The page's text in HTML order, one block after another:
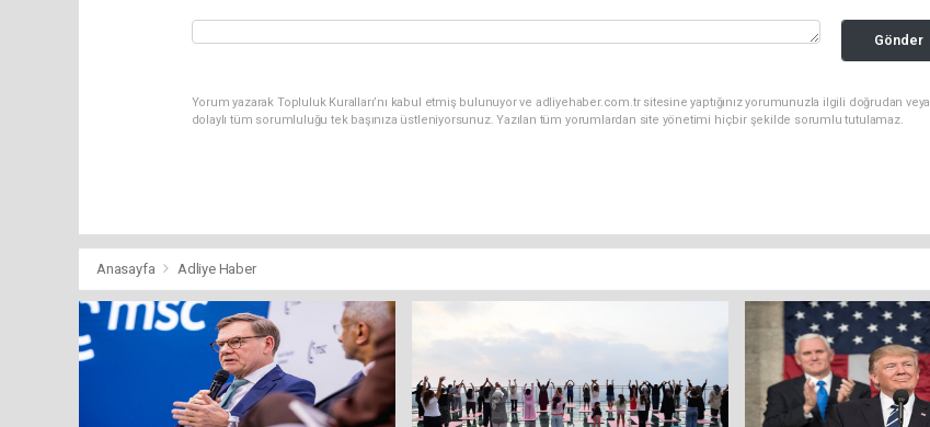
Gönder
Yorum yazarak Topluluk Kuralları’nı kabul etmiş bulunuyor ve adliyehaber.com.tr sitesine yaptığınız yorumunuzla ilgili doğrudan veya
dolaylı tüm sorumluluğu tek başınıza üstleniyorsunuz. Yazılan tüm yorumlardan site yönetimi hiçbir şekilde sorumlu tutulamaz.
Anasayfa Adliye Haber